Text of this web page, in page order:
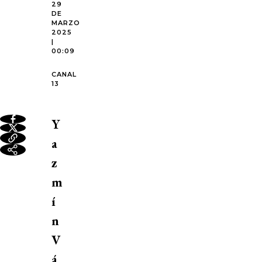
29
DE
MARZO
2025
|
00:09
CANAL
13
Y
a
z
m
í
n
V